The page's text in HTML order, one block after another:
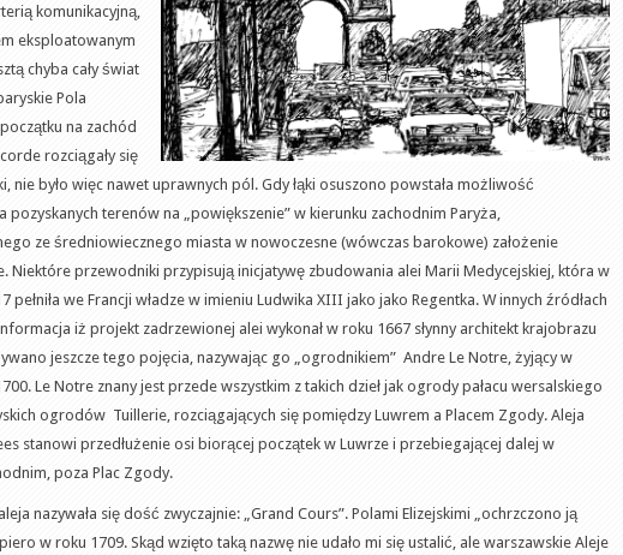
komunikacyjną,
eksploatowanym
chyba cały świat
Pola
na zachód
rozciągały się
nie było więc nawet uprawnych pól. Gdy łąki osuszono powstała możliwość
pozyskanych terenów na „powiększenie” w kierunku zachodnim Paryża,
ze średniowiecznego miasta w nowoczesne (wówczas barokowe) założenie
Niektóre przewodniki przypisują inicjatywę zbudowania alei Marii Medycejskiej, która w
pełniła we Francji władze w imieniu Ludwika XIII jako jako Regentka. W innych źródłach
iż projekt zadrzewionej alei wykonał w roku 1667 słynny architekt krajobrazu
jeszcze tego pojęcia, nazywając go „ogrodnikiem” Andre Le Notre, żyjący w
Le Notre znany jest przede wszystkim z takich dzieł jak ogrody pałacu wersalskiego
ogrodów Tuillerie, rozciągających się pomiędzy Luwrem a Placem Zgody. Aleja
stanowi przedłużenie osi biorącej początek w Luwrze i przebiegającej dalej w
poza Plac Zgody.
nazywała się dość zwyczajnie: „Grand Cours”. Polami Elizejskimi „ochrzczono ją
w roku 1709. Skąd wzięto taką nazwę nie udało mi się ustalić, ale warszawskie Aleje